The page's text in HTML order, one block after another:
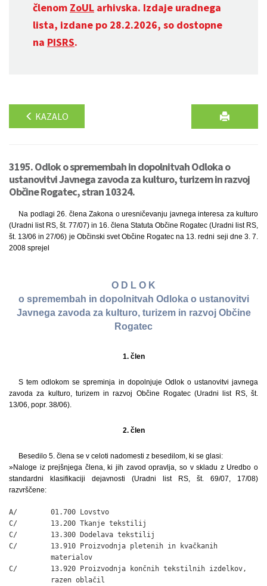
členom ZoUL arhivska. Izdaje uradnega
lista, izdane po 28.2.2026, so dostopne
na PISRS.
KAZALO
3195. Odlok o spremembah in dopolnitvah Odloka o
ustanovitvi Javnega zavoda za kulturo, turizem in razvoj
Občine Rogatec, stran 10324.
Na podlagi 26. člena Zakona o uresničevanju javnega interesa za kulturo
(Uradni list RS, št. 77/07) in 16. člena Statuta Občine Rogatec (Uradni list RS,
št. 13/06 in 27/06) je Občinski svet Občine Rogatec na 13. redni seji dne 3. 7.
2008 sprejel
O D L O K
o spremembah in dopolnitvah Odloka o ustanovitvi
Javnega zavoda za kulturo, turizem in razvoj Občine
Rogatec
1. člen
S tem odlokom se spreminja in dopolnjuje Odlok o ustanovitvi javnega
zavoda za kulturo, turizem in razvoj Občine Rogatec (Uradni list RS, št.
13/06, popr. 38/06).
2. člen
Besedilo 5. člena se v celoti nadomesti z besedilom, ki se glasi:
»Naloge iz prejšnjega člena, ki jih zavod opravlja, so v skladu z Uredbo o
standardni klasifikaciji dejavnosti (Uradni list RS, št. 69/07, 17/08)
razvrščene:
A/        01.700 Lovstvo
C/        13.200 Tkanje tekstilij
C/        13.300 Dodelava tekstilij
C/        13.910 Proizvodnja pletenih in kvačkanih
          materialov
C/        13.920 Proizvodnja končnih tekstilnih izdelkov,
          razen oblačil